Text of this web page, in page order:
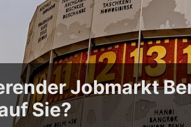
Jobmarkt
Sie?